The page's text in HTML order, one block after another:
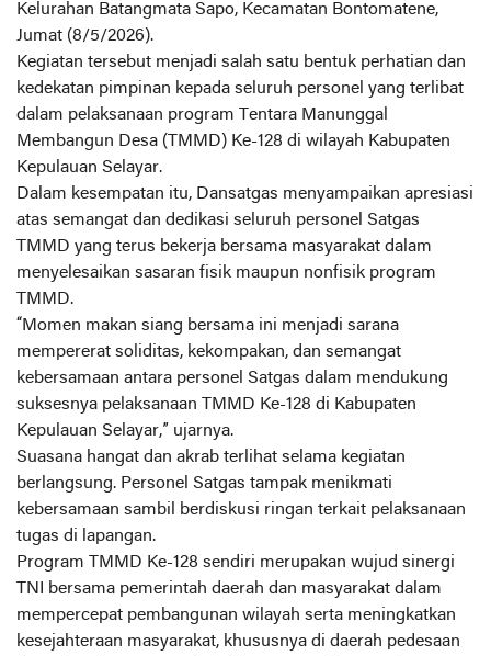
Kelurahan Batangmata Sapo, Kecamatan Bontomatene,
Jumat (8/5/2026).
Kegiatan tersebut menjadi salah satu bentuk perhatian dan
kedekatan pimpinan kepada seluruh personel yang terlibat
dalam pelaksanaan program Tentara Manunggal
Membangun Desa (TMMD) Ke-128 di wilayah Kabupaten
Kepulauan Selayar.
Dalam kesempatan itu, Dansatgas menyampaikan apresiasi
atas semangat dan dedikasi seluruh personel Satgas
TMMD yang terus bekerja bersama masyarakat dalam
menyelesaikan sasaran fisik maupun nonfisik program
TMMD.
“Momen makan siang bersama ini menjadi sarana
mempererat soliditas, kekompakan, dan semangat
kebersamaan antara personel Satgas dalam mendukung
suksesnya pelaksanaan TMMD Ke-128 di Kabupaten
Kepulauan Selayar,” ujarnya.
Suasana hangat dan akrab terlihat selama kegiatan
berlangsung. Personel Satgas tampak menikmati
kebersamaan sambil berdiskusi ringan terkait pelaksanaan
tugas di lapangan.
Program TMMD Ke-128 sendiri merupakan wujud sinergi
TNI bersama pemerintah daerah dan masyarakat dalam
mempercepat pembangunan wilayah serta meningkatkan
kesejahteraan masyarakat, khususnya di daerah pedesaan